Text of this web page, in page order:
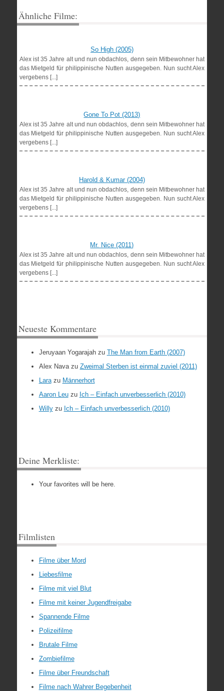
Ähnliche Filme:
So High (2005)
Alex ist 35 Jahre alt und nun obdachlos, denn sein Mitbewohner hat
das Mietgeld für philippinische Nutten ausgegeben. Nun sucht Alex
vergebens [...]
Gone To Pot (2013)
Alex ist 35 Jahre alt und nun obdachlos, denn sein Mitbewohner hat
das Mietgeld für philippinische Nutten ausgegeben. Nun sucht Alex
vergebens [...]
Harold & Kumar (2004)
Alex ist 35 Jahre alt und nun obdachlos, denn sein Mitbewohner hat
das Mietgeld für philippinische Nutten ausgegeben. Nun sucht Alex
vergebens [...]
Mr. Nice (2011)
Alex ist 35 Jahre alt und nun obdachlos, denn sein Mitbewohner hat
das Mietgeld für philippinische Nutten ausgegeben. Nun sucht Alex
vergebens [...]
Neueste Kommentare
Jeruyaan Yogarajahzu The Man from Earth (2007)
Alex Navazu Zweimal Sterben ist einmal zuviel (2011)
Larazu Männerhort
Aaron Leuzu Ich – Einfach unverbesserlich (2010)
Willyzu Ich – Einfach unverbesserlich (2010)
Deine Merkliste:
Your favorites will be here.
Filmlisten
Filme über Mord
Liebesfilme
Filme mit viel Blut
Filme mit keiner Jugendfreigabe
Spannende Filme
Polizeifilme
Brutale Filme
Zombiefilme
Filme über Freundschaft
Filme nach Wahrer Begebenheit